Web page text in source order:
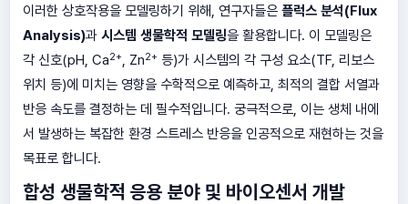
이러한 상호작용을 모델링하기 위해, 연구자들은 플럭스 분석(Flux
Analysis)과 시스템 생물학적 모델링을 활용합니다. 이 모델링은
각 신호(pH, Ca2+, Zn2+등)가 시스템의 각 구성 요소(TF, 리보스
위치 등)에 미치는 영향을 수학적으로 예측하고, 최적의 결합 서열과
반응 속도를 결정하는 데 필수적입니다. 궁극적으로, 이는 생체 내에
서 발생하는 복잡한 환경 스트레스 반응을 인공적으로 재현하는 것을
목표로 합니다.
합성 생물학적 응용 분야 및 바이오센서 개발